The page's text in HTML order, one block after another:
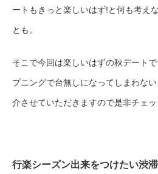
ートもきっと楽しいはず!と何も考え
とも。
そこで今回は楽しいはずの秋デート
プニングで台無しになってしまわな
介させていただきますので是非チェッ
行楽シーズン出来をつけたい渋滞